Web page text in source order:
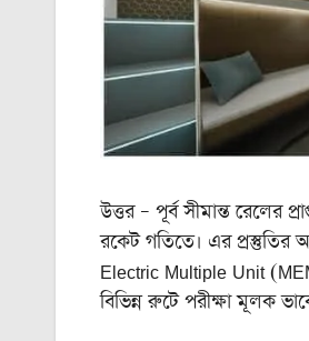
উত্তর – পূর্ব সীমান্ত রেলের
রকেট গতিতে। এর প্রস্তুতির
Electric Multiple Unit
বিভিন্ন রুটে পরীক্ষা মূলক